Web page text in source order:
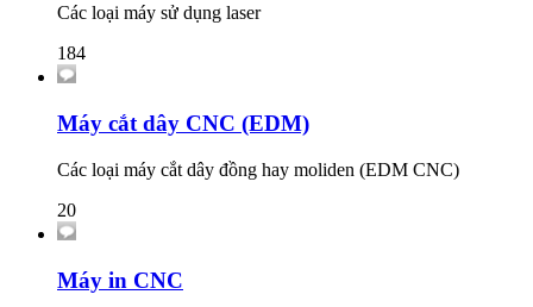
Các loại máy sử dụng laser
184
Máy cắt dây CNC (EDM)
Các loại máy cắt dây đồng hay moliden (EDM CNC)
20
Máy in CNC